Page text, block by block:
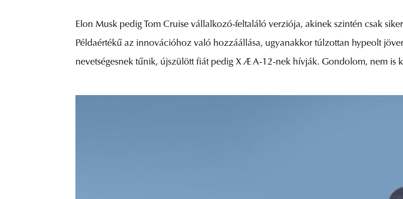
Elon Musk pedig Tom Cruise vállalkozó-feltaláló verziója, akinek szintén csak
Példaértékű az innovációhoz való hozzáállása, ugyanakkor túlzottan hypeolt
nevetségesnek tűnik, újszülött fiát pedig X Æ A-12-nek hívják. Gondolom, nem is